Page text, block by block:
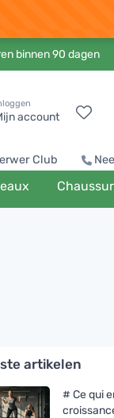
binnen 90 dagen
account
Club
artikelen
# Ce qui